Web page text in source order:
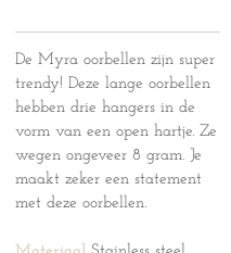
De Myra oorbellen zijn super
trendy! Deze lange oorbellen
hebben drie hangers in de
vorm van een open hartje. Ze
wegen ongeveer 8 gram. Je
maakt zeker een statement
met deze oorbellen.